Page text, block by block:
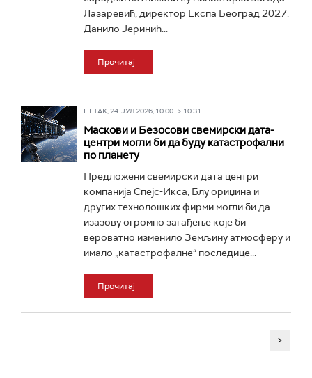
Лазаревић, директор Експа Београд 2027.
Данило Јеринић...
Прочитај
ПЕТАК, 24. ЈУЛ 2026, 10:00 -> 10:31
Маскови и Безосови свемирски дата-
центри могли би да буду катастрофални
по планету
Предложени свемирски дата центри
компанија Спејс-Икса, Блу ориџина и
других технолошких фирми могли би да
изазову огромно загађење које би
вероватно изменило Земљину атмосферу и
имало „катастрофалне“ последице...
Прочитај
>